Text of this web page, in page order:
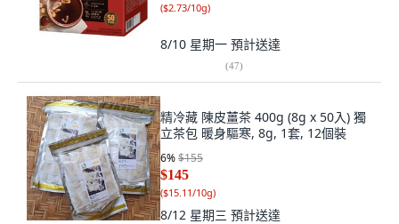
($2.73/10g)
8/10 星期一 預計送達
(47)
精冷藏 陳皮薑茶 400g (8g x 50入) 獨
立茶包 暖身驅寒, 8g, 1套, 12個裝
6%$155
$145
($15.11/10g)
8/12 星期三 預計送達